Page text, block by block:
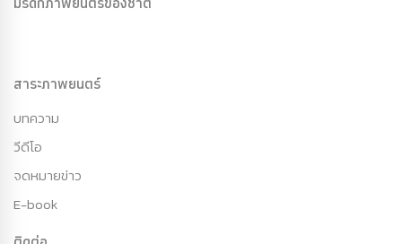
สาระภาพยนตร์
บทความ
วีดีโอ
จดหมายข่าว
E-book